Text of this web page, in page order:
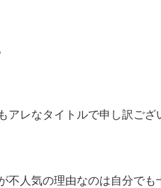
アレなタイトルで申し訳ござ
不人気の理由なのは自分でも